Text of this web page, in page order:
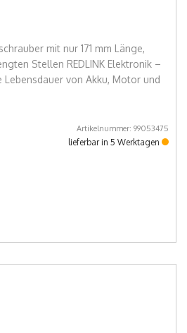
mit nur 171 mm Länge,
Stellen REDLINK Elektronik –
von Akku, Motor und
Artikelnummer: 99053475
lieferbar in 5 Werktagen